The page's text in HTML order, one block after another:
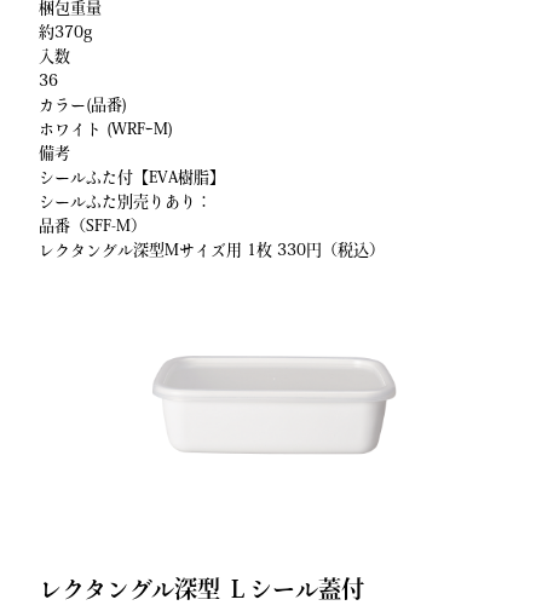
梱包重量
約370g
入数
36
カラー(品番)
ホワイト (WRFｰM)
備考
シールふた付【EVA樹脂】
シールふた別売りあり：
品番（SFF-M）
レクタングル深型Mサイズ用 1枚 330円（税込）
レクタングル深型 Ｌシール蓋付